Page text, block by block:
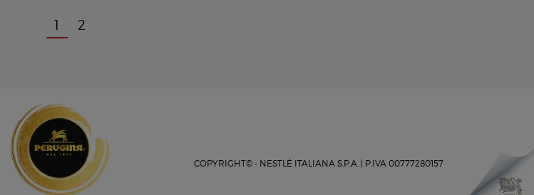
1 2
COPYRIGHT© - NESTLÉ ITALIANA S.P.A. | P.IVA 00777280157